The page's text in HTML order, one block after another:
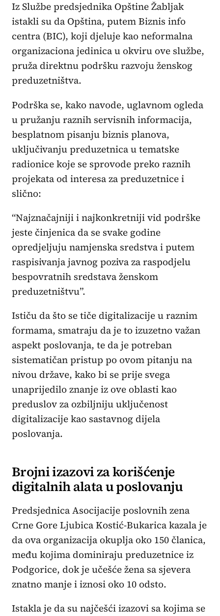
Iz Službe predsjednika Opštine Žabljak
istakli su da Opština, putem Biznis info
centra (BIC), koji djeluje kao neformalna
organizaciona jedinica u okviru ove službe,
pruža direktnu podršku razvoju ženskog
preduzetništva.
Podrška se, kako navode, uglavnom ogleda
u pružanju raznih servisnih informacija,
besplatnom pisanju biznis planova,
uključivanju preduzetnica u tematske
radionice koje se sprovode preko raznih
projekata od interesa za preduzetnice i
slično:
“Najznačajniji i najkonkretniji vid podrške
jeste činjenica da se svake godine
opredjeljuju namjenska sredstva i putem
raspisivanja javnog poziva za raspodjelu
bespovratnih sredstava ženskom
preduzetništvu”.
Ističu da što se tiče digitalizacije u raznim
formama, smatraju da je to izuzetno važan
aspekt poslovanja, te da je potreban
sistematičan pristup po ovom pitanju na
nivou države, kako bi se prije svega
unaprijedilo znanje iz ove oblasti kao
preduslov za ozbiljniju uključenost
digitalizacije kao sastavnog dijela
poslovanja.
Brojni izazovi za korišćenje
digitalnih alata u poslovanju
Predsjednica Asocijacije poslovnih zena
Crne Gore Ljubica Kostić-Bukarica kazala je
da ova organizacija okuplja oko 150 članica,
među kojima dominiraju preduzetnice iz
Podgorice, dok je učešće žena sa sjevera
znatno manje i iznosi oko 10 odsto.
Istakla je da su najčešći izazovi sa kojima se